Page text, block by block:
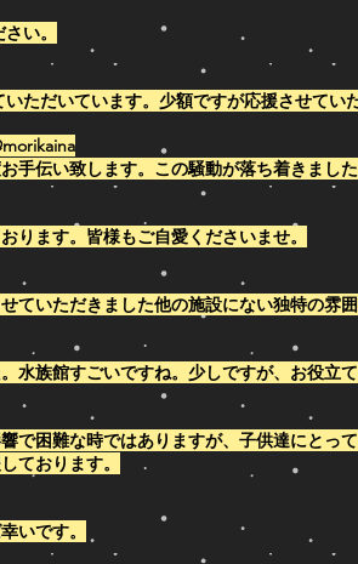
い。
ただいています。少額ですが応援させてい
手伝い致します。この騒動が落ち着きまし
ります。皆様もご自愛くださいませ。
ていただきました他の施設にない独特の雰
水族館すごいですね。少しですが、お役立
で困難な時ではありますが、子供達にとっ
ております。
いです。